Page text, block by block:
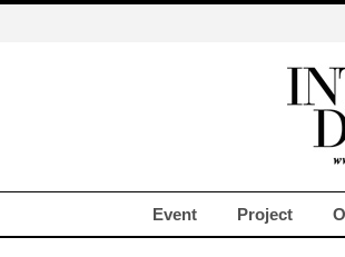
Event Project